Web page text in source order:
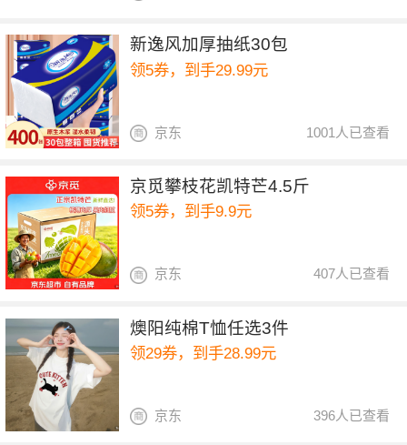
新逸风加厚抽纸30包
领5券，到手29.99元
1001人已查看
京东
京觅攀枝花凯特芒4.5斤
领5券，到手9.9元
407人已查看
京东
燠阳纯棉T恤任选3件
领29券，到手28.99元
396人已查看
京东